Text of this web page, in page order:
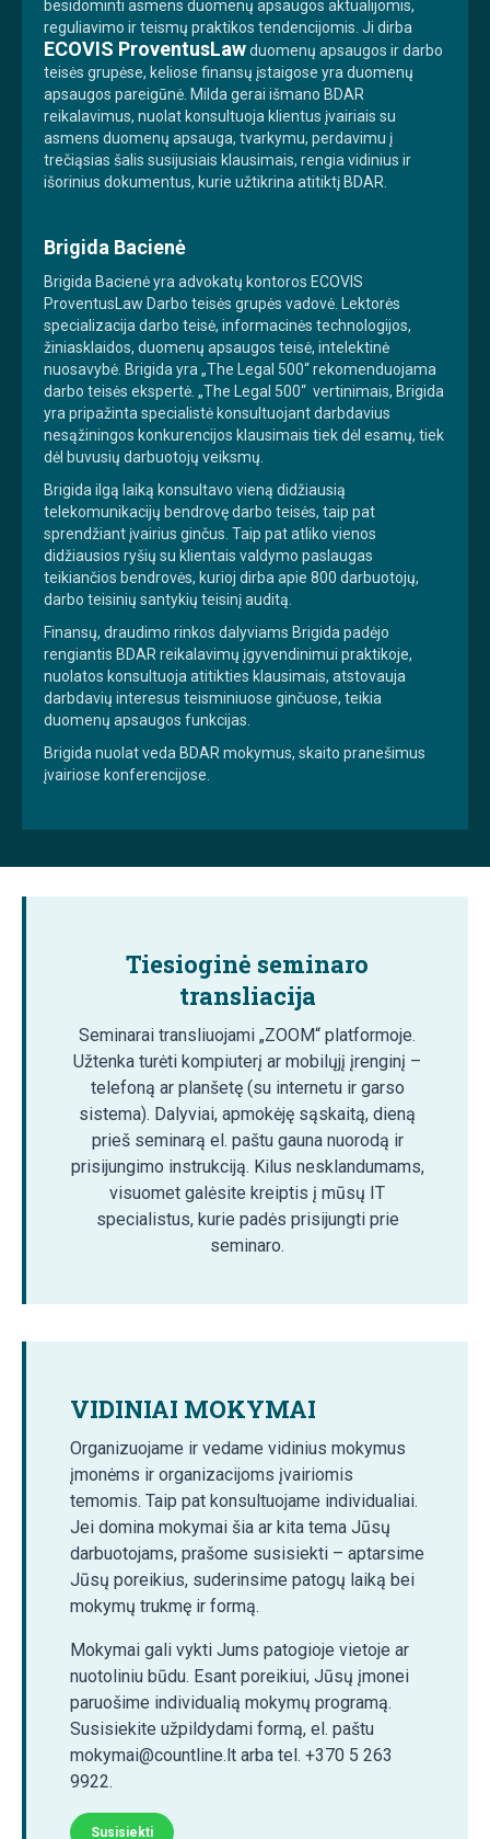
besidominti asmens duomenų apsaugos aktualijomis,
reguliavimo ir teismų praktikos tendencijomis. Ji dirba
ECOVIS ProventusLawduomenų apsaugos ir darbo
teisės grupėse, keliose finansų įstaigose yra duomenų
apsaugos pareigūnė. Milda gerai išmano BDAR
reikalavimus, nuolat konsultuoja klientus įvairiais su
asmens duomenų apsauga, tvarkymu, perdavimu į
trečiąsias šalis susijusiais klausimais, rengia vidinius ir
išorinius dokumentus, kurie užtikrina atitiktį BDAR.
Brigida Bacienė
Brigida Bacienė yra advokatų kontoros ECOVIS
ProventusLaw Darbo teisės grupės vadovė. Lektorės
specializacija darbo teisė, informacinės technologijos,
žiniasklaidos, duomenų apsaugos teisė, intelektinė
nuosavybė. Brigida yra „The Legal 500“ rekomenduojama
darbo teisės ekspertė. „The Legal 500“ vertinimais, Brigida
yra pripažinta specialistė konsultuojant darbdavius
nesąžiningos konkurencijos klausimais tiek dėl esamų, tiek
dėl buvusių darbuotojų veiksmų.
Brigida ilgą laiką konsultavo vieną didžiausią
telekomunikacijų bendrovę darbo teisės, taip pat
sprendžiant įvairius ginčus. Taip pat atliko vienos
didžiausios ryšių su klientais valdymo paslaugas
teikiančios bendrovės, kurioj dirba apie 800 darbuotojų,
darbo teisinių santykių teisinį auditą.
Finansų, draudimo rinkos dalyviams Brigida padėjo
rengiantis BDAR reikalavimų įgyvendinimui praktikoje,
nuolatos konsultuoja atitikties klausimais, atstovauja
darbdavių interesus teisminiuose ginčuose, teikia
duomenų apsaugos funkcijas.
Brigida nuolat veda BDAR mokymus, skaito pranešimus
įvairiose konferencijose.
Tiesioginė seminaro
transliacija
Seminarai transliuojami „ZOOM“ platformoje.
Užtenka turėti kompiuterį ar mobilųjį įrenginį –
telefoną ar planšetę (su internetu ir garso
sistema). Dalyviai, apmokėję sąskaitą, dieną
prieš seminarą el. paštu gauna nuorodą ir
prisijungimo instrukciją. Kilus nesklandumams,
visuomet galėsite kreiptis į mūsų IT
specialistus, kurie padės prisijungti prie
seminaro.
VIDINIAI MOKYMAI
Organizuojame ir vedame vidinius mokymus
įmonėms ir organizacijoms įvairiomis
temomis. Taip pat konsultuojame individualiai.
Jei domina mokymai šia ar kita tema Jūsų
darbuotojams, prašome susisiekti – aptarsime
Jūsų poreikius, suderinsime patogų laiką bei
mokymų trukmę ir formą.
Mokymai gali vykti Jums patogioje vietoje ar
nuotoliniu būdu. Esant poreikiui, Jūsų įmonei
paruošime individualią mokymų programą.
Susisiekite užpildydami formą, el. paštu
mokymai@countline.lt arba tel. +370 5 263
9922.
Susisiekti